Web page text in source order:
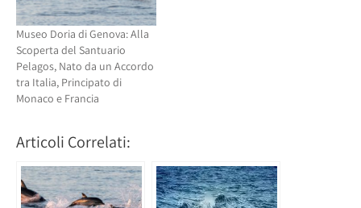
Museo Doria di Genova: Alla
Scoperta del Santuario
Pelagos, Nato da un Accordo
tra Italia, Principato di
Monaco e Francia
Articoli Correlati: